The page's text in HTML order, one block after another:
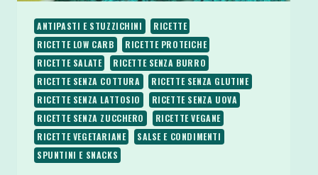
ANTIPASTI E STUZZICHINI
RICETTE
RICETTE LOW CARB
RICETTE PROTEICHE
RICETTE SALATE
RICETTE SENZA BURRO
RICETTE SENZA COTTURA
RICETTE SENZA GLUTINE
RICETTE SENZA LATTOSIO
RICETTE SENZA UOVA
RICETTE SENZA ZUCCHERO
RICETTE VEGANE
RICETTE VEGETARIANE
SALSE E CONDIMENTI
SPUNTINI E SNACKS